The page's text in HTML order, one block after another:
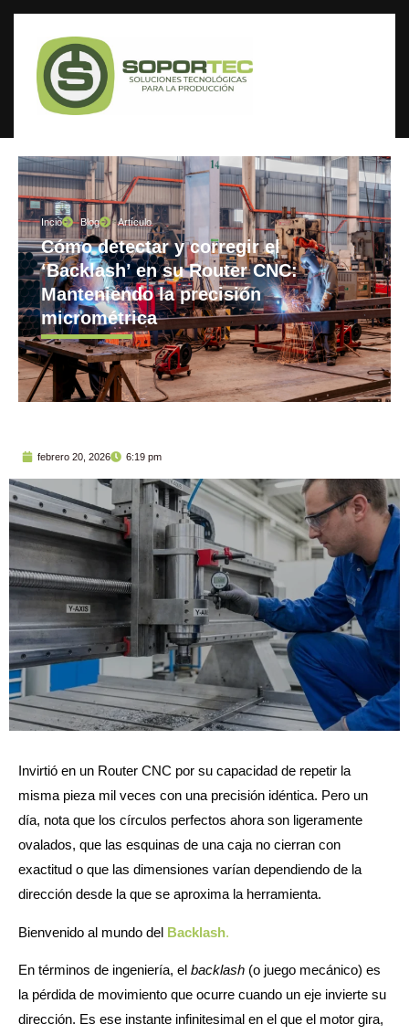
Incio Blog Artículo
Cómo detectar y corregir el
‘Backlash’ en su Router CNC:
Manteniendo la precisión
micrométrica
febrero 20, 2026 6:19 pm
Invirtió en un Router CNC por su capacidad de repetir la
misma pieza mil veces con una precisión idéntica. Pero un
día, nota que los círculos perfectos ahora son ligeramente
ovalados, que las esquinas de una caja no cierran con
exactitud o que las dimensiones varían dependiendo de la
dirección desde la que se aproxima la herramienta.
Bienvenido al mundo del Backlash.
En términos de ingeniería, el backlash (o juego mecánico) es
la pérdida de movimiento que ocurre cuando un eje invierte su
dirección. Es ese instante infinitesimal en el que el motor gira,